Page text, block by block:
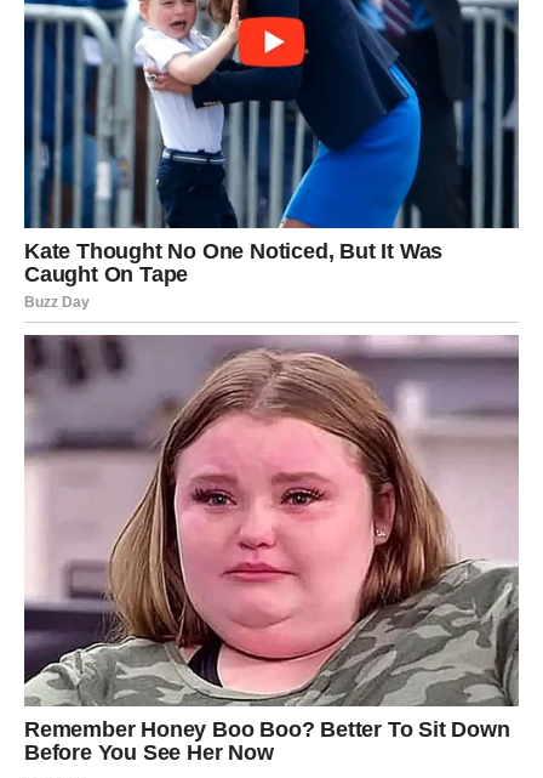
Vodolija
Sudbina vam priprema veoma zanimljivo iznenađenje.
Neočekivani događaj mogao bi potpuno promeniti vaše
planove, ali u pozitivnom smislu.
Na poslu dolazi do razgovora koji otvara nove
mogućnosti. Važno je da pokažete samopouzdanje.
Ljubavni život donosi više iskrenosti i otvorenosti. Ako
ste slobodni, postoji mogućnost poznanstva koje će vas
inspirisati.
Verujte svom osećaju.
Za vas je ovo jedan od najsrećnijih dana u ovom periodu.
Sve ono što je delovalo komplikovano počinje da se
rešava.
Na poslu ćete dobiti priznanje ili pohvalu koja vam mnogo
znači. Finansije se postepeno popravljaju.